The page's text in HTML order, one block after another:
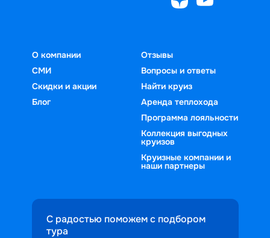
О компании
СМИ
Скидки и акции
Блог
Отзывы
Вопросы и ответы
Найти круиз
Аренда теплохода
Программа лояльности
Коллекция выгодных
круизов
Круизные компании и
наши партнеры
С радостью поможем с подбором
тура